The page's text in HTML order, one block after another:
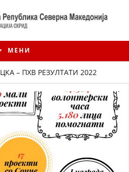
МЕНИ
ЦКА – ПХВ РЕЗУЛТАТИ 2022